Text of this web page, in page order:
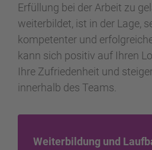
Erfüllung bei der Arbeit zu
weiterbildet, ist in der Lage,
kompetenter und
kann sich positiv auf Ihren
Ihre Zufriedenheit und
innerhalb des Teams.
Weiterbildung und